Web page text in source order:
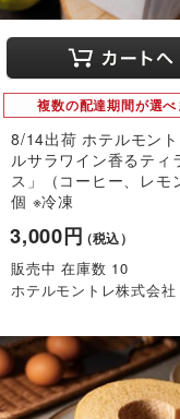
複数の配達期間が選べ
8/14出荷 ホテルモン
ルサラワイン香るティ
ス」（コーヒー、レモ
個 ※冷凍
3,000円（税込）
販売中 在庫数 10
ホテルモントレ株式会社